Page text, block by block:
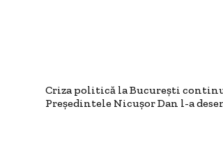
Criza politică la București
Președintele Nicușor Dan l-a